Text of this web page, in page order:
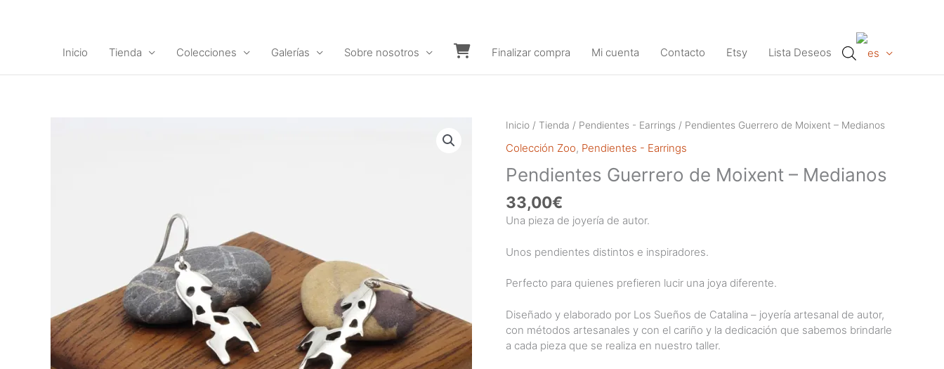
Inicio
Tienda Colecciones Galerías
Sobre nosotros
Carrito
Finalizar compra Mi cuenta Contacto Etsy Lista Deseos
Inicio / Tienda / Pendientes - Earrings / Pendientes Guerrero de Moixent – Medianos
Colección Zoo, Pendientes - Earrings
Pendientes Guerrero de Moixent – Medianos
33,00€
Una pieza de joyería de autor.
Unos pendientes distintos e inspiradores.
Perfecto para quienes prefieren lucir una joya diferente.
Diseñado y elaborado por Los Sueños de Catalina – joyería artesanal de autor,
con métodos artesanales y con el cariño y la dedicación que sabemos brindarle
a cada pieza que se realiza en nuestro taller.